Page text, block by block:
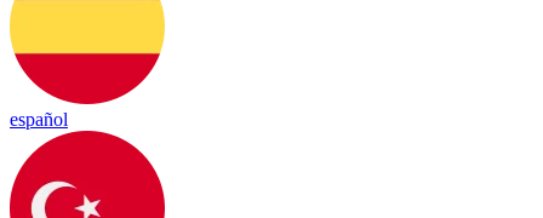
español